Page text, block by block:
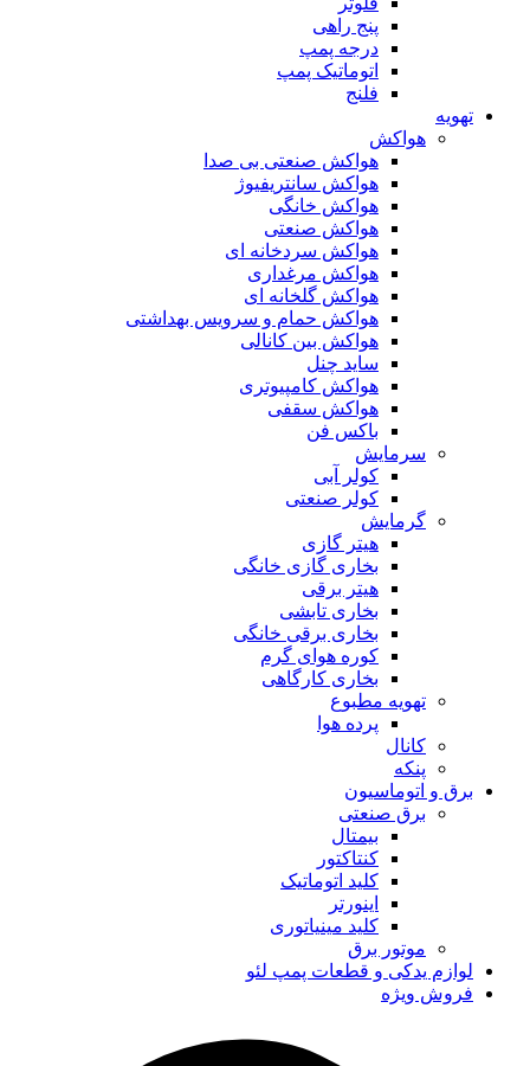
پنج راهی
درجه پمپ
اتوماتیک پمپ
فلنج
تهویه
هواکش
هواکش صنعتی بی صدا
هواکش سانتریفیوژ
هواکش خانگی
هواکش صنعتی
هواکش سردخانه ای
هواکش مرغداری
هواکش گلخانه ای
هواکش حمام و سرویس بهداشتی
هواکش بین کانالی
ساید چنل
هواکش کامپیوتری
هواکش سقفی
باکس فن
سرمایش
کولر آبی
کولر صنعتی
گرمایش
هیتر گازی
بخاری گازی خانگی
هیتر برقی
بخاری تابشی
بخاری برقی خانگی
کوره هوای گرم
بخاری کارگاهی
تهویه مطبوع
پرده هوا
کانال
پنکه
برق و اتوماسیون
برق صنعتی
بیمتال
کنتاکتور
کلید اتوماتیک
اینورتر
کلید مینیاتوری
موتور برق
لوازم یدکی و قطعات پمپ لئو
فروش ویژه